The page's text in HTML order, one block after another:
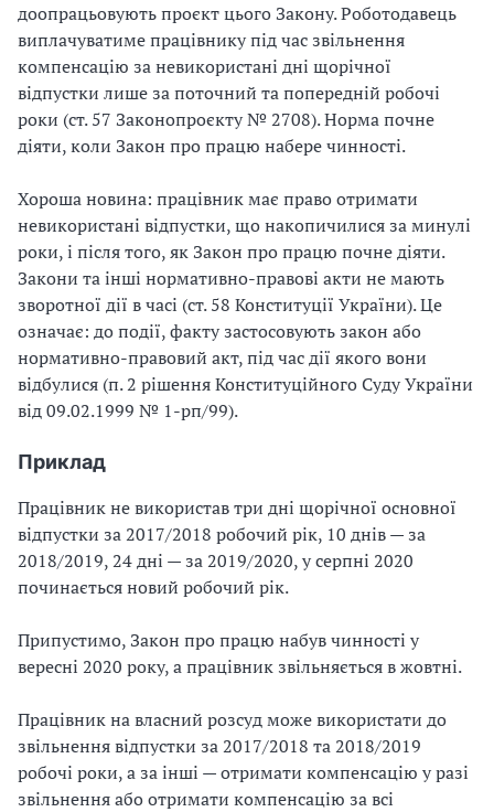
доопрацьовують проєкт цього Закону. Роботодавець
виплачуватиме працівнику під час звільнення
компенсацію за невикористані дні щорічної
відпустки лише за поточний та попередній робочі
роки (ст. 57 Законопроєкту № 2708). Норма почне
діяти, коли Закон про працю набере чинності.
Хороша новина: працівник має право отримати
невикористані відпустки, що накопичилися за минулі
роки, і після того, як Закон про працю почне діяти.
Закони та інші нормативно-правові акти не мають
зворотної дії в часі (ст. 58 Конституції України). Це
означає: до події, факту застосовують закон або
нормативно-правовий акт, під час дії якого вони
відбулися (п. 2 рішення Конституційного Суду України
від 09.02.1999 № 1-рп/99).
Приклад
Працівник не використав три дні щорічної основної
відпустки за 2017/2018 робочий рік, 10 днів — за
2018/2019, 24 дні — за 2019/2020, у серпні 2020
починається новий робочий рік.
Припустимо, Закон про працю набув чинності у
вересні 2020 року, а працівник звільняється в жовтні.
Працівник на власний розсуд може використати до
звільнення відпустки за 2017/2018 та 2018/2019
робочі роки, а за інші — отримати компенсацію у разі
звільнення або отримати компенсацію за всі